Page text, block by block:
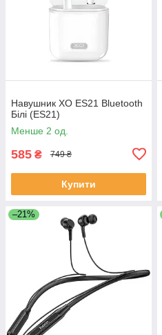
Навушник XO ES21 Bluetooth
Білі (ES21)
Менше 2 од.
585 ₴ 749 ₴
Купити
–21%